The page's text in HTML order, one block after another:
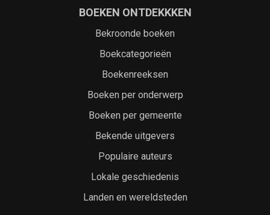
BOEKEN ONTDEKKKEN
Bekroonde boeken
Boekcategorieën
Boekenreeksen
Boeken per onderwerp
Boeken per gemeente
Bekende uitgevers
Populaire auteurs
Lokale geschiedenis
Landen en wereldsteden